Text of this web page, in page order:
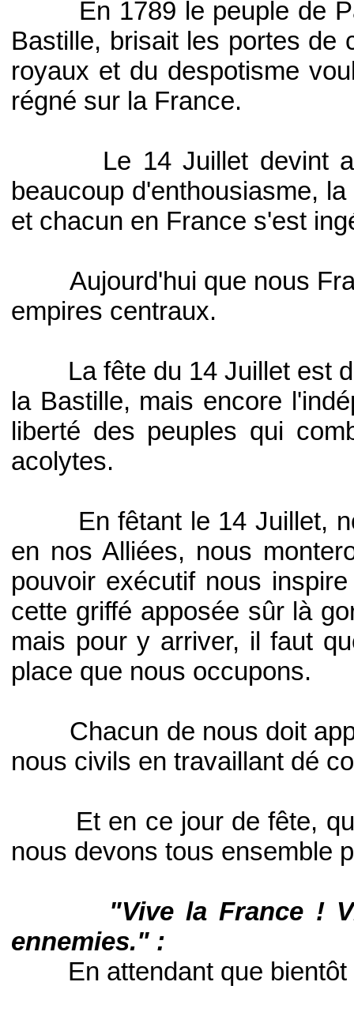
En 1789 le peuple de
Bastille, brisait les portes de
royaux et du despotisme
régné sur la France.
Le 14 Juillet devint alors
beaucoup d'enthousiasme,
et chacun en France s'est
Aujourd'hui que nous
empires centraux.
La fête du 14 Juillet est
la Bastille, mais encore
liberté des peuples qui
acolytes.
En fêtant le 14 Juillet,
en nos Alliées, nous
pouvoir exécutif nous
cette griffé apposée sûr là
mais pour y arriver, il faut
place que nous occupons.
Chacun de nous doit
nous civils en travaillant dé
Et en ce jour de fête, qui
nous devons tous ensemble
"Vive la France !
ennemies." :
En attendant que bientôt